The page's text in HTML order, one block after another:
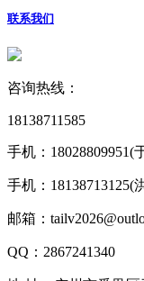
联系我们
咨询热线：
18138711585
手机： 18028809951(
手机： 18138713125(
邮箱：
QQ： 2867241340